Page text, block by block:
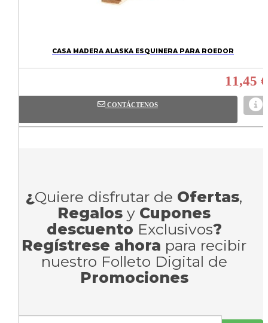
CASA MADERA ALASKA ESQUINERA PARA ROEDOR
11,45 €
CONTÁCTENOS
¿Quiere disfrutar de Ofertas,
Regalos y Cupones
descuento Exclusivos?
Regístrese ahora para recibir
nuestro Folleto Digital de
Promociones